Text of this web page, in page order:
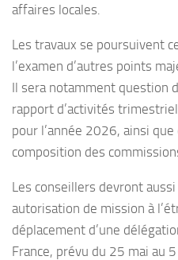
affaires locales.
Les travaux se poursuivent
l’examen d’autres points
Il sera notamment question
rapport d’activités
pour l’année 2026, ainsi
composition des
Les conseillers devront
autorisation de mission à
déplacement d’une
France, prévu du 25 mai au